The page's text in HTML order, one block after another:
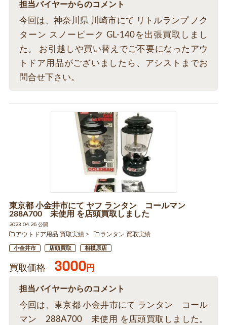
担当バイヤーからのコメント
今回は、神奈川県 川崎市にて リトルランプ ノク
ターン スノーピーク GL-140を出張買取しまし
た。 お引越しや買い替えでご不要になったアウ
トドア用品がございましたら、アシストまでお
問合せ下さい。
東京都 小金井市にて ヤフ ランタン コールマン
288A700 未使用 を店頭買取しました
2023.04.26 公開
アウトドア用品 買取実績
ランタン 買取実績
小金井市 店頭買取 相模原店
買取価格 3000円
担当バイヤーからのコメント
今回は、東京都 小金井市にて ランタン コール
マン 288A700 未使用 を店頭買取しました。